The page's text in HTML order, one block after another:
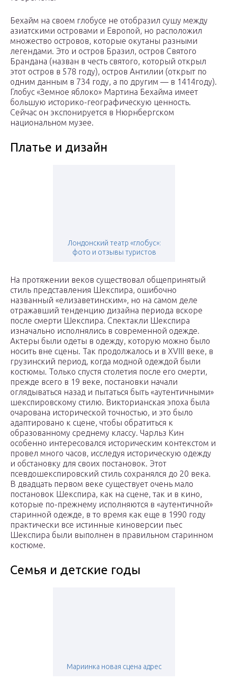
Бехайм на своем глобусе не отобразил сушу между
азиатскими островами и Европой, но расположил
множество островов, которые окутаны разными
легендами. Это и остров Бразил, остров Святого
Брандана (назван в честь святого, который открыл
этот остров в 578 году), остров Антилии (открыт по
одним данным в 734 году, а по другим — в 1414году).
Глобус «Земное яблоко» Мартина Бехайма имеет
большую историко-географическую ценность.
Сейчас он экспонируется в Нюрнбергском
национальном музее.
Платье и дизайн
Лондонский театр «глобус»:
фото и отзывы туристов
На протяжении веков существовал общепринятый
стиль представления Шекспира, ошибочно
названный «елизаветинским», но на самом деле
отражавший тенденцию дизайна периода вскоре
после смерти Шекспира. Спектакли Шекспира
изначально исполнялись в современной одежде.
Актеры были одеты в одежду, которую можно было
носить вне сцены. Так продолжалось и в XVIII веке, в
грузинский период, когда модной одеждой были
костюмы. Только спустя столетия после его смерти,
прежде всего в 19 веке, постановки начали
оглядываться назад и пытаться быть «аутентичными»
шекспировскому стилю. Викторианская эпоха была
очарована исторической точностью, и это было
адаптировано к сцене, чтобы обратиться к
образованному среднему классу. Чарльз Кин
особенно интересовался историческим контекстом и
провел много часов, исследуя историческую одежду
и обстановку для своих постановок. Этот
псевдошекспировский стиль сохранялся до 20 века.
В двадцать первом веке существует очень мало
постановок Шекспира, как на сцене, так и в кино,
которые по-прежнему исполняются в «аутентичной»
старинной одежде, в то время как еще в 1990 году
практически все истинные киноверсии пьес
Шекспира были выполнен в правильном старинном
костюме.
Семья и детские годы
Мариинка новая сцена адрес